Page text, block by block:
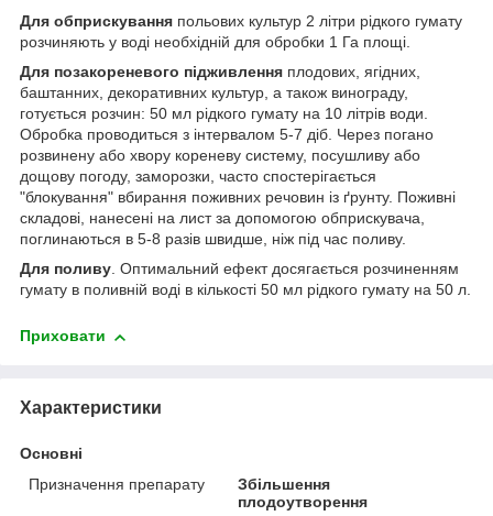
Для обприскування польових культур 2 літри рідкого гумату
розчиняють у воді необхідній для обробки 1 Га площі.
Для позакореневого підживлення плодових, ягідних,
баштанних, декоративних культур, а також винограду,
готується розчин: 50 мл рідкого гумату на 10 літрів води.
Обробка проводиться з інтервалом 5-7 діб. Через погано
розвинену або хвору кореневу систему, посушливу або
дощову погоду, заморозки, часто спостерігається
"блокування" вбирання поживних речовин із ґрунту. Поживні
складові, нанесені на лист за допомогою обприскувача,
поглинаються в 5-8 разів швидше, ніж під час поливу.
Для поливу. Оптимальний ефект досягається розчиненням
гумату в поливній воді в кількості 50 мл рідкого гумату на 50 л.
Приховати
Характеристики
Основні
Призначення препарату
Збільшення
плодоутворення